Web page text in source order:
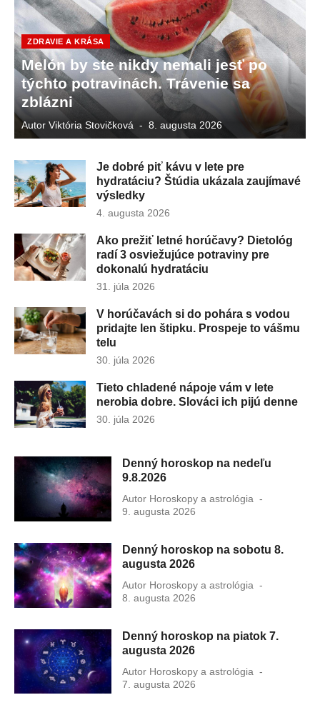
ZDRAVIE A KRÁSA
Melón by ste nikdy nemali jesť po
týchto potravinách. Trávenie sa
zblázni
Autor Viktória Stovičková
Publikované
dňa
8. augusta 2026
Je dobré piť kávu v lete pre
hydratáciu? Štúdia ukázala zaujímavé
výsledky
Publikované
4. augusta 2026
Ako prežiť letné horúčavy? Dietológ
radí 3 osviežujúce potraviny pre
dokonalú hydratáciu
Publikované
31. júla 2026
V horúčavách si do pohára s vodou
pridajte len štipku. Prospeje to vášmu
telu
Publikované
30. júla 2026
Tieto chladené nápoje vám v lete
nerobia dobre. Slováci ich pijú denne
Publikované
30. júla 2026
Denný horoskop na nedeľu
9.8.2026
Autor Horoskopy a astrológia
9. augusta 2026
Denný horoskop na sobotu 8.
augusta 2026
Autor Horoskopy a astrológia
8. augusta 2026
Denný horoskop na piatok 7.
augusta 2026
Autor Horoskopy a astrológia
7. augusta 2026